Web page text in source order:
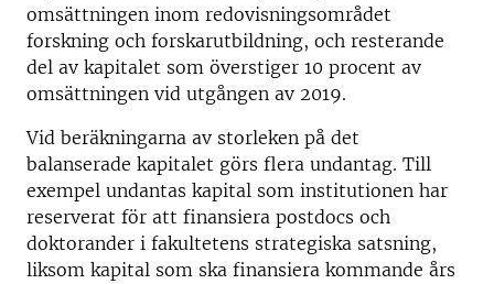
omsättningen inom redovisningsområdet
forskning och forskarutbildning, och resterande
del av kapitalet som överstiger 10 procent av
omsättningen vid utgången av 2019.
Vid beräkningarna av storleken på det
balanserade kapitalet görs flera undantag. Till
exempel undantas kapital som institutionen har
reserverat för att finansiera postdocs och
doktorander i fakultetens strategiska satsning,
liksom kapital som ska finansiera kommande års